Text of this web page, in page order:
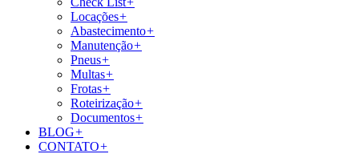
Locações+
Abastecimento+
Manutenção+
Pneus+
Multas+
Frotas+
Roteirização+
Documentos+
BLOG+
CONTATO+